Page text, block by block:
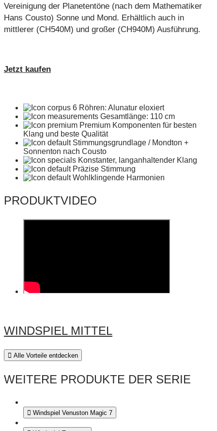
Vereinigung der Planetentöne (nach dem Mathematiker
Hans Cousto) Sonne und Mond. Erhältlich auch in
mittlerer (CH540M) und großer (CH940M) Ausführung.
Jetzt kaufen
6 Röhren: Alunatur eloxiert
Gesamtlänge: 110 cm
Premium Komponenten für besten
Klang und beste Qualität
Stimmungsgrundlage / Mondton +
Sonnenton nach Cousto
Konstanter, langanhaltender Klang
Präzise Stimmung
Wohlklingende Harmonien
PRODUKTVIDEO
WINDSPIEL MITTEL
Alle Vorteile entdecken
WEITERE PRODUKTE DER SERIE
Windspiel Venuston Magic 7